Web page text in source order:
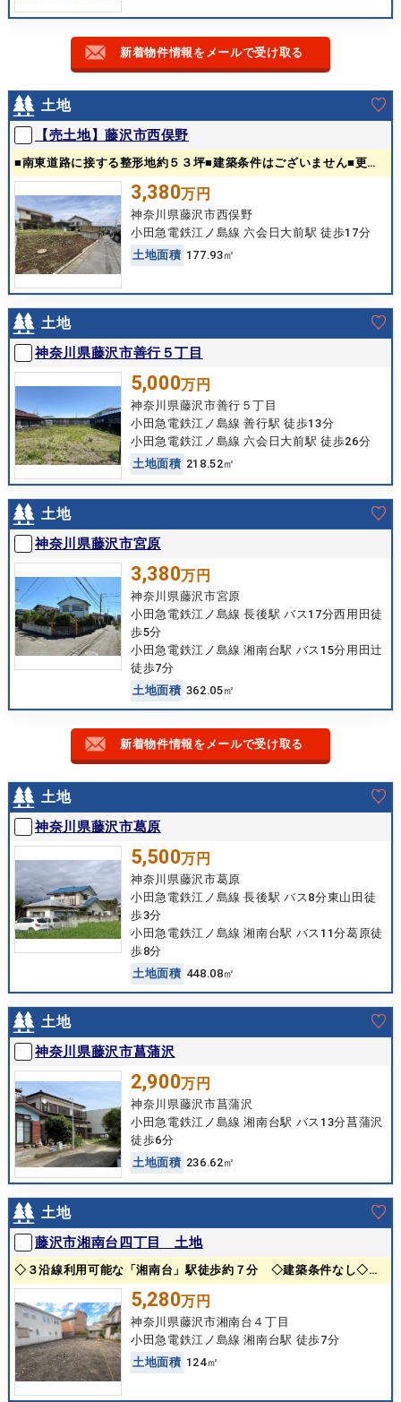
新着物件情報をメールで受け取る
土地
【売土地】藤沢市西俣野
■南東道路に接する整形地約５３坪■建築条件はございません■更地渡し
3,380万円
神奈川県藤沢市西俣野
小田急電鉄江ノ島線 六会日大前駅 徒歩17分
土地面積 177.93㎡
土地
神奈川県藤沢市善行５丁目
5,000万円
神奈川県藤沢市善行５丁目
小田急電鉄江ノ島線 善行駅 徒歩13分
小田急電鉄江ノ島線 六会日大前駅 徒歩26分
土地面積 218.52㎡
土地
神奈川県藤沢市宮原
3,380万円
神奈川県藤沢市宮原
小田急電鉄江ノ島線 長後駅 バス17分西用田徒
歩5分
小田急電鉄江ノ島線 湘南台駅 バス15分用田辻
徒歩7分
土地面積 362.05㎡
新着物件情報をメールで受け取る
土地
神奈川県藤沢市葛原
5,500万円
神奈川県藤沢市葛原
小田急電鉄江ノ島線 長後駅 バス8分東山田徒
歩3分
小田急電鉄江ノ島線 湘南台駅 バス11分葛原徒
歩8分
土地面積 448.08㎡
土地
神奈川県藤沢市菖蒲沢
2,900万円
神奈川県藤沢市菖蒲沢
小田急電鉄江ノ島線 湘南台駅 バス13分菖蒲沢
徒歩6分
土地面積 236.62㎡
土地
藤沢市湘南台四丁目 土地
◇３沿線利用可能な「湘南台」駅徒歩約７分 ◇建築条件なし◇公道接道◇更地
5,280万円
神奈川県藤沢市湘南台４丁目
小田急電鉄江ノ島線 湘南台駅 徒歩7分
土地面積 124㎡